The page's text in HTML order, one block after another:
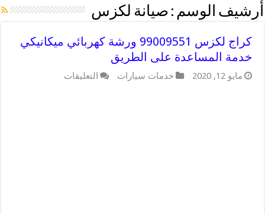
أرشيف الوسم : صيانة لكزس
كراج لكزس 99009551 ورشة كهربائي ميكانيكي
خدمة المساعدة على الطريق
مايو 12, 2020 خدمات سيارات التعليقات